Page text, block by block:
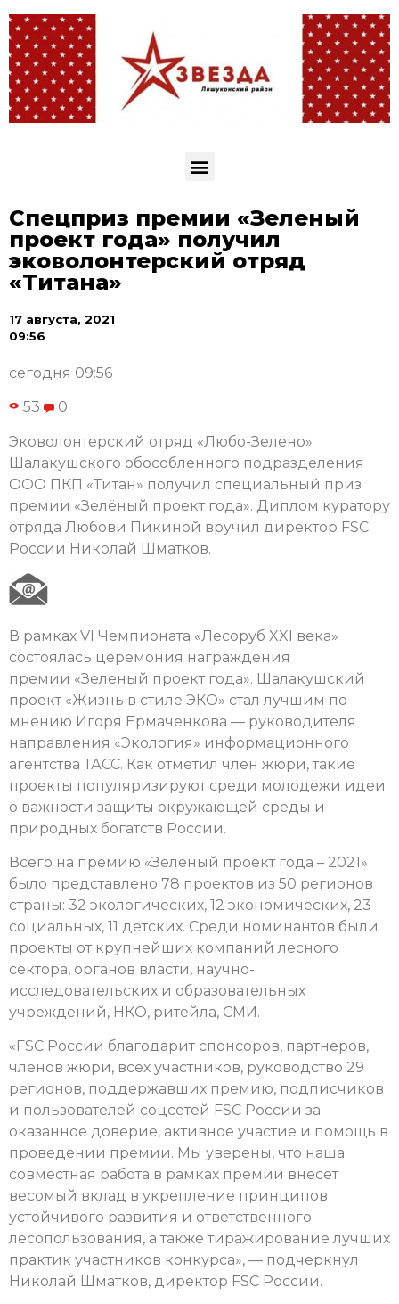
Спецприз премии «Зеленый
проект года» получил
эковолонтерский отряд
«Титана»
17 августа, 2021
09:56
сегодня 09:56
53 0
Эковолонтерский отряд «Любо-Зелено»
Шалакушского обособленного подразделения
ООО ПКП «Титан» получил специальный приз
премии «Зелёный проект года». Диплом куратору
отряда Любови Пикиной вручил директор FSC
России Николай Шматков.
В рамках VI Чемпионата «Лесоруб XXI века»
состоялась церемония награждения
премии «Зеленый проект года». Шалакушский
проект «Жизнь в стиле ЭКО» стал лучшим по
мнению Игоря Ермаченкова — руководителя
направления «Экология» информационного
агентства ТАСС. Как отметил член жюри, такие
проекты популяризируют среди молодежи идеи
о важности защиты окружающей среды и
природных богатств России.
Всего на премию «Зеленый проект года – 2021»
было представлено 78 проектов из 50 регионов
страны: 32 экологических, 12 экономических, 23
социальных, 11 детских. Среди номинантов были
проекты от крупнейших компаний лесного
сектора, органов власти, научно-
исследовательских и образовательных
учреждений, НКО, ритейла, СМИ.
«FSC России благодарит спонсоров, партнеров,
членов жюри, всех участников, руководство 29
регионов, поддержавших премию, подписчиков
и пользователей cоцсетей FSC России за
оказанное доверие, активное участие и помощь в
проведении премии. Мы уверены, что наша
совместная работа в рамках премии внесет
весомый вклад в укрепление принципов
устойчивого развития и ответственного
лесопользования, а также тиражирование лучших
практик участников конкурса», — подчеркнул
Николай Шматков, директор FSC России.